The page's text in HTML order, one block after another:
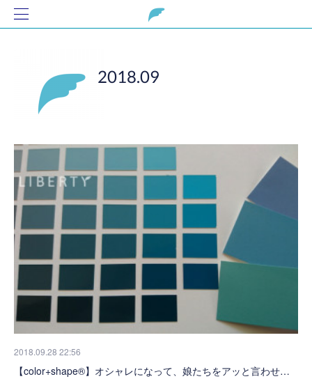
2018.09
2018.09.28 22:56
【color+shape®】オシャレになって、娘たちをアッと言わせ…